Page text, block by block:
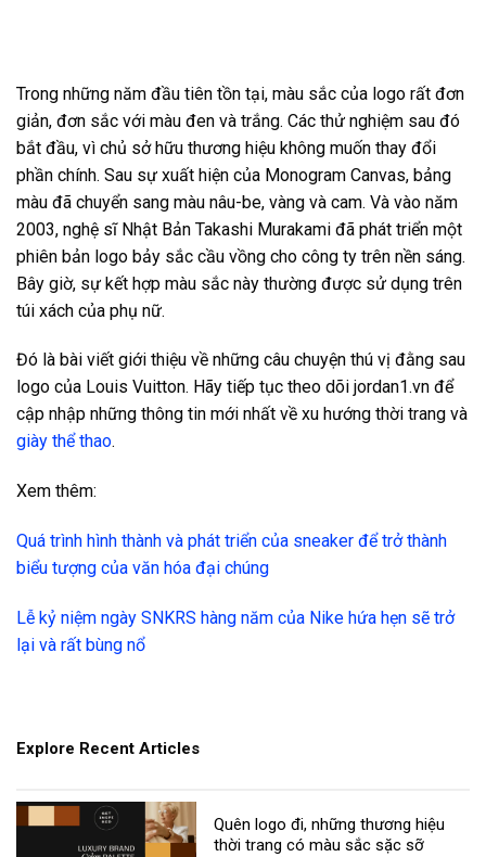
Trong những năm đầu tiên tồn tại, màu sắc của logo rất đơn
giản, đơn sắc với màu đen và trắng. Các thử nghiệm sau đó
bắt đầu, vì chủ sở hữu thương hiệu không muốn thay đổi
phần chính. Sau sự xuất hiện của Monogram Canvas, bảng
màu đã chuyển sang màu nâu-be, vàng và cam. Và vào năm
2003, nghệ sĩ Nhật Bản Takashi Murakami đã phát triển một
phiên bản logo bảy sắc cầu vồng cho công ty trên nền sáng.
Bây giờ, sự kết hợp màu sắc này thường được sử dụng trên
túi xách của phụ nữ.
Đó là bài viết giới thiệu về những câu chuyện thú vị đằng sau
logo của Louis Vuitton. Hãy tiếp tục theo dõi jordan1.vn để
cập nhập những thông tin mới nhất về xu hướng thời trang và
giày thể thao.
Xem thêm:
Quá trình hình thành và phát triển của sneaker để trở thành
biểu tượng của văn hóa đại chúng
Lễ kỷ niệm ngày SNKRS hàng năm của Nike hứa hẹn sẽ trở
lại và rất bùng nổ
Explore Recent Articles
Quên logo đi, những thương hiệu
thời trang có màu sắc sặc sỡ